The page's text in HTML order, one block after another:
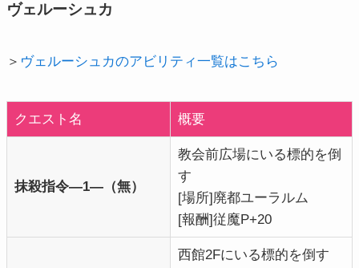
ヴェルーシュカ
＞ ヴェルーシュカのアビリティ一覧はこちら
クエスト名 概要
抹殺指令―1―（無）
教会前広場にいる標的を倒
す
[場所]廃都ユーラルム
[報酬]従魔P+20
西館2Fにいる標的を倒す